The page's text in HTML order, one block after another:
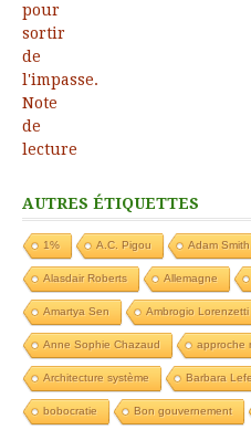
AUTRES ÉTIQUETTES
1% A.C. Pigou Adam Smith
Alasdair Roberts Allemagne
Amartya Sen Ambrogio Lorenzetti
Anne Sophie Chazaud approche
Architecture système Barbara
bobocratie Bon gouvernement